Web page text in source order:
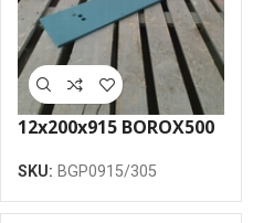
12x200x915 BOROX500
305
SKU: BGP0915/305